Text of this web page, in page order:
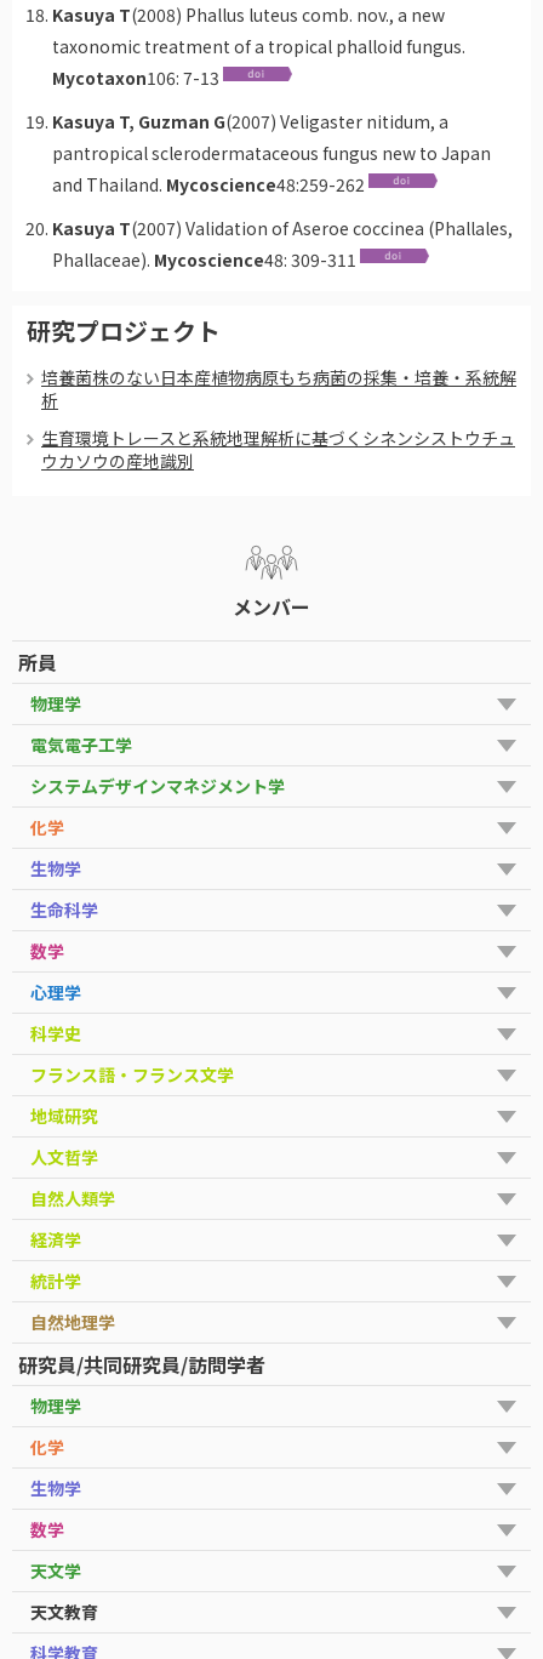
Kasuya T(2008) Phallus luteus comb. nov., a new
taxonomic treatment of a tropical phalloid fungus.
Mycotaxon106: 7-13
Kasuya T, Guzman G(2007) Veligaster nitidum, a
pantropical sclerodermataceous fungus new to Japan
and Thailand. Mycoscience48:259-262
Kasuya T(2007) Validation of Aseroe coccinea (Phallales,
Phallaceae). Mycoscience48: 309-311
研究プロジェクト
培養菌株のない日本産植物病原もち病菌の採集・培養・系統解
析
生育環境トレースと系統地理解析に基づくシネンシストウチュ
ウカソウの産地識別
メンバー
所員
物理学
電気電子工学
システムデザインマネジメント学
化学
生物学
生命科学
数学
心理学
科学史
フランス語・フランス文学
地域研究
人文哲学
自然人類学
経済学
統計学
自然地理学
研究員/共同研究員/訪問学者
物理学
化学
生物学
数学
天文学
天文教育
科学教育